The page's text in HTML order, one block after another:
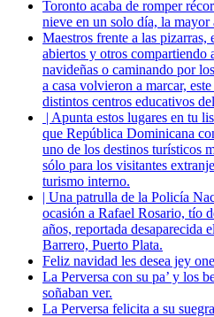
Toronto acaba de romper
nieve en un solo día, la
Maestros frente a las pizarras,
abiertos y otros compartiendo
navideñas o caminando por
a casa volvieron a marcar,
distintos centros educativos
| Apunta estos lugares en tu
que República Dominicana
uno de los destinos turísticos
sólo para los visitantes
turismo interno.
| Una patrulla de la Policía
ocasión a Rafael Rosario, tío
años, reportada desaparecida
Barrero, Puerto Plata.
Feliz navidad les desea jey
La Perversa con su pa’ y los
soñaban ver.
La Perversa felicita a su